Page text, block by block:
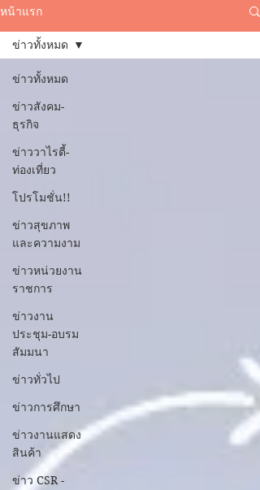
หน้าแรก
ข่าวทั้งหมด
ข่าวสังคม-
ธุรกิจ
ข่าววาไรตี้-
ท่องเที่ยว
โปรโมชั่น!!
ข่าวสุขภาพ
และความงาม
ข่าวหน่วยงาน
ราชการ
ข่าวงาน
ประชุม-อบรม
สัมมนา
ข่าวทั่วไป
ข่าวการศึกษา
ข่าวงานแสดง
สินค้า
ข่าว CSR -
ข่าวทั้งหมด